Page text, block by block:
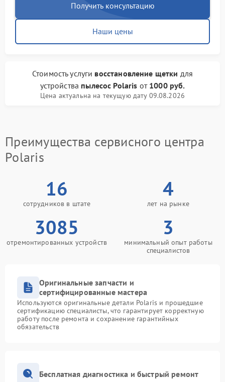
Получить консультацию
Наши цены
Стоимость услуги восстановление щетки для
устройства пылесос Polaris от 1000 руб.
Цена актуальна на текущую дату 09.08.2026
Преимущества сервисного центра
Polaris
16
сотрудников в штате
4
лет на рынке
3085
отремонтированных устройств
3
минимальный опыт работы
специалистов
Оригинальные запчасти и
сертифицированные мастера
Используются оригинальные детали Polaris и прошедшие
сертификацию специалисты, что гарантирует корректную
работу после ремонта и сохранение гарантийных
обязательств
Бесплатная диагностика и быстрый ремонт